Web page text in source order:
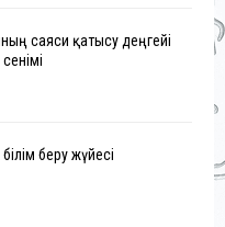
саяси қатысу деңгейі
беру жүйесі